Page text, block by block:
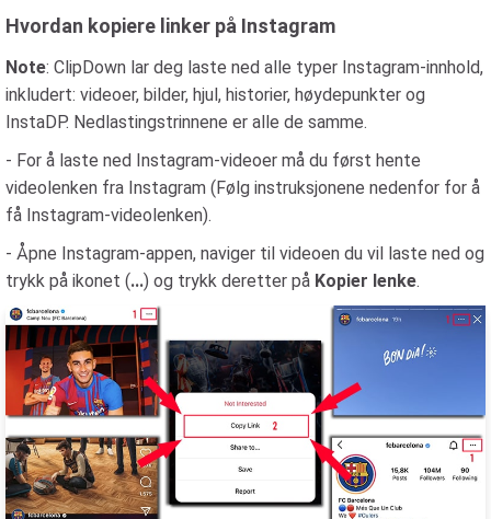
Hvordan kopiere linker på Instagram
Note: ClipDown lar deg laste ned alle typer Instagram-innhold,
inkludert: videoer, bilder, hjul, historier, høydepunkter og
InstaDP. Nedlastingstrinnene er alle de samme.
- For å laste ned Instagram-videoer må du først hente
videolenken fra Instagram (Følg instruksjonene nedenfor for å
få Instagram-videolenken).
- Åpne Instagram-appen, naviger til videoen du vil laste ned og
trykk på ikonet (...) og trykk deretter på Kopier lenke.